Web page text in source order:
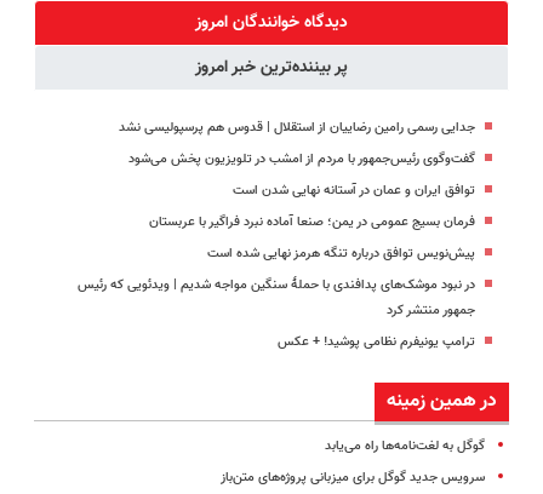
کوین 🔥
(پرسش‌نامه)
دیدگاه خوانندگان امروز
پر بیننده‌ترین خبر امروز
جدایی رسمی رامین رضاییان از استقلال | قدوس هم پرسپولیسی نشد
گفت‌وگوی رئیس‌جمهور با مردم از امشب در تلویزیون پخش می‌شود
توافق ایران و عمان در آستانه نهایی شدن است
فرمان بسیج عمومی در یمن؛ صنعا آماده نبرد فراگیر با عربستان
پیش‌نویس توافق درباره تنگه هرمز نهایی شده است
در نبود موشک‌های پدافندی با حملهٔ سنگین مواجه شدیم | ویدئویی که رئیس
جمهور منتشر کرد
ترامپ یونیفرم نظامی پوشید‍! + عکس
در همین زمینه
گوگل به لغت‌نامه‌ها راه می‌یابد
سرویس جدید گوگل برای میزبانی پروژه‌های متن‌باز